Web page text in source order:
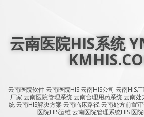
云南医院HIS系统
云南医院软件 云南医院HIS 云南HIS公司 云南HIS
厂家 云南医院管理系统 云南合理用药系统 云南
统 云南HIS解决方案 云南临床路径 云南处方前置
医院HIS运维 云南医院管理系统HIS 医